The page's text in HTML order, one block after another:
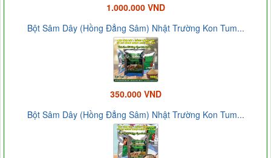
1.000.000 VND
Bột Sâm Dây (Hồng Đẳng Sâm) Nhật Trường Kon Tum...
350.000 VND
Bột Sâm Dây (Hồng Đẳng Sâm) Nhật Trường Kon Tum...